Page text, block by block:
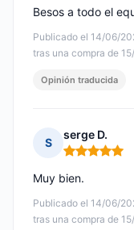
Publicado el 14/06/
tras una compra de
Besos a todo el
Opinión traducida
S
serge D.
Nota: 5 de 5
Publicado el 14/06/
tras una compra de
Muy bien.